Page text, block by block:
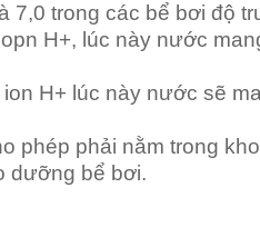
7,0 trong các bể bơi độ
H+, lúc này nước
H+ lúc này nước sẽ
phép phải nằm trong
dưỡng bể bơi.